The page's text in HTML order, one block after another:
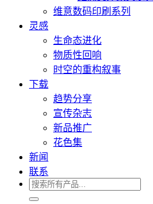
维意数码印刷系列
灵感
生命态进化
物质性回响
时空的重构叙事
下载
趋势分享
宣传杂志
新品推广
花色集
新闻
联系